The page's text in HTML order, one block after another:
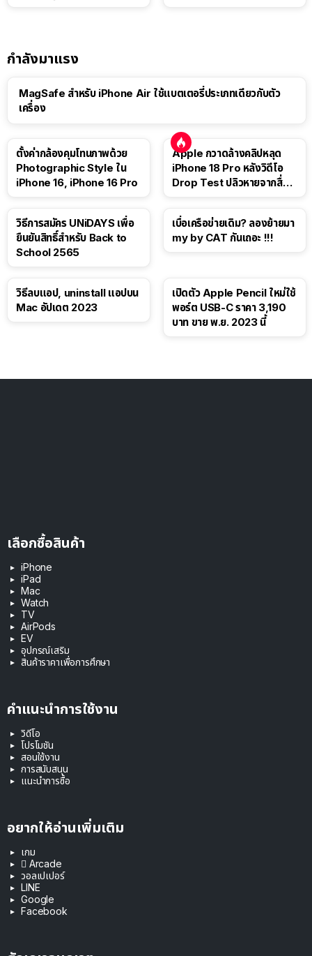
กำลังมาแรง
MagSafe สำหรับ iPhone Air ใช้แบตเตอรี่ประเภทเดียวกับตัว
เครื่อง
ตั้งค่ากล้องคุมโทนภาพด้วย
Photographic Style ใน
iPhone 16, iPhone 16 Pro
Apple กวาดล้างคลิปหลุด
iPhone 18 Pro หลังวิดีโอ
Drop Test ปลิวหายจากสื่อ
วิธีการสมัคร UNiDAYS เพื่อ
ยืนยันสิทธิ์สำหรับ Back to
School 2565
เบื่อเครือข่ายเดิม? ลองย้ายมา
my by CAT กันเถอะ !!!
วิธีลบแอป, uninstall แอปบน
Mac อัปเดต 2023
เปิดตัว Apple Pencil ใหม่ใช้
พอร์ต USB-C ราคา 3,190
บาท ขาย พ.ย. 2023 นี้
เลือกซื้อสินค้า
iPhone
iPad
Mac
Watch
TV
AirPods
EV
อุปกรณ์เสริม
สินค้าราคาเพื่อการศึกษา
คำแนะนำการใช้งาน
วิดีโอ
โปรโมชัน
สอนใช้งาน
การสนับสนุน
แนะนำการซื้อ
อยากให้อ่านเพิ่มเติม
เกม
 Arcade
วอลเปเปอร์
LINE
Google
Facebook